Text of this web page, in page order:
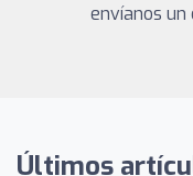
envíanos
Últimos